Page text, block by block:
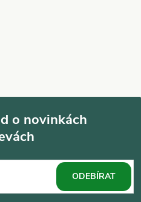
o novinkách
ODEBÍRAT